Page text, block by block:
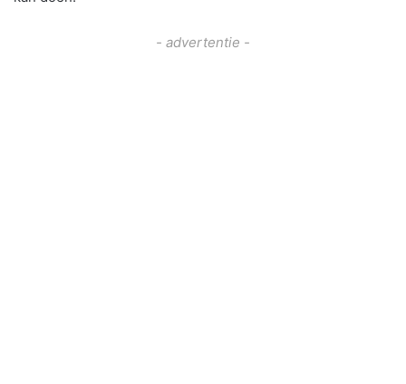
- advertentie -